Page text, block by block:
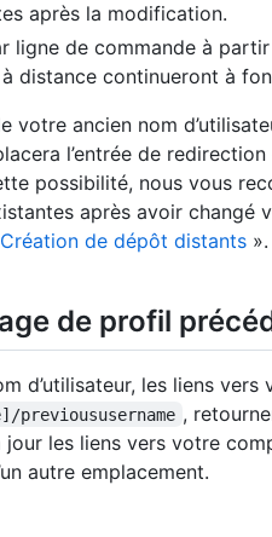
après la modification.
ligne de commande à
distance continueront à
votre ancien nom
l’entrée de
possibilité, nous vous
après avoir changé
Création de dépôt distants ».
de profil
d’utilisateur, les liens
,
les liens vers votre
autre emplacement.